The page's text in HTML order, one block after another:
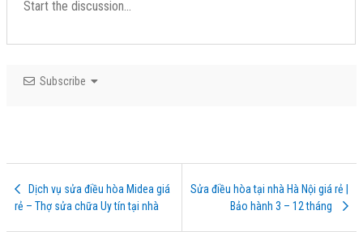
Subscribe
Dịch vụ sửa điều hòa Midea giá
rẻ – Thợ sửa chữa Uy tín tại nhà
Sửa điều hòa tại nhà Hà Nội giá rẻ |
Bảo hành 3 – 12 tháng